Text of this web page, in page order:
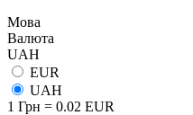
Мова
Валюта
UAH
EUR
UAH
1 Грн = 0.02 EUR